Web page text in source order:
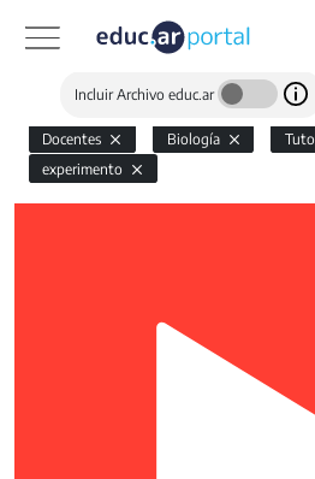
Incluir Archivo educ.ar
Docentes Biología
experimento